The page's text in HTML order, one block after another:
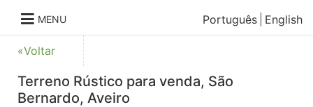
MENU Português English
«Voltar
Terreno Rústico para venda, São
Bernardo, Aveiro